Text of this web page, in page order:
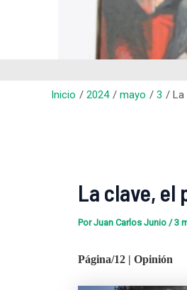
Inicio 2024 mayo 3 La
La clave, el
PorJuan Carlos Junio /3
Página/12 | Opinión